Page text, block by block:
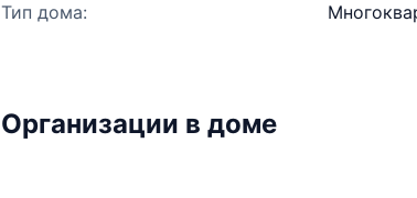
Тип дома:
Организации в доме